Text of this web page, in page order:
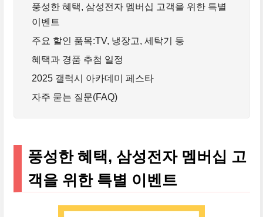
풍성한 혜택, 삼성전자 멤버십 고객을 위한 특별
이벤트
주요 할인 품목:TV, 냉장고, 세탁기 등
혜택과 경품 추첨 일정
2025 갤럭시 아카데미 페스타
자주 묻는 질문(FAQ)
풍성한 혜택, 삼성전자 멤버십 고
객을 위한 특별 이벤트